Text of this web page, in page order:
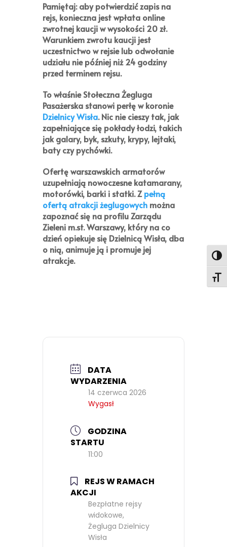
Pamiętaj:aby potwierdzić zapis na
rejs, konieczna jest wpłata online
zwrotnej kaucji w wysokości 20 zł.
Warunkiem zwrotu kaucji jest
uczestnictwo w rejsie lub odwołanie
udziału nie później niż 24 godziny
przed terminem rejsu.
To właśnie Stołeczna Żegluga
Pasażerska stanowi perłę w koronie
Dzielnicy Wisła. Nic nie cieszy tak, jak
zapełniające się pokłady łodzi, takich
jak galary, byk, szkuty, krypy, lejtaki,
baty czy pychówki.
Ofertę warszawskich armatorów
uzupełniają nowoczesne katamarany,
motorówki, barki i statki. Zpełną
ofertą atrakcji żeglugowych można
zapoznać się na profilu Zarządu
Zieleni m.st. Warszawy, który na co
dzień opiekuje się Dzielnicą Wisła, dba
o nią, animuje ją i promuje jej
atrakcje.
DATA
WYDARZENIA
14 czerwca 2026
Wygasł
GODZINA
STARTU
11:00
REJS W RAMACH
AKCJI
Bezpłatne rejsy
widokowe,
Żegluga Dzielnicy
Wisła